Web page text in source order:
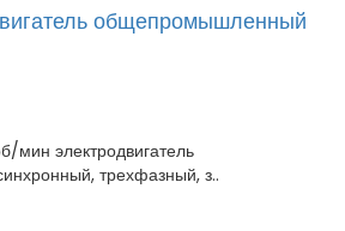
общепромышленный
мин электродвигатель
трехфазный, з..